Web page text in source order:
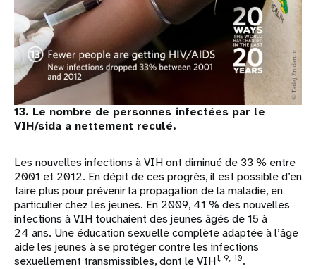
13. Le nombre de personnes infectées par le
VIH/sida a nettement reculé.
Les nouvelles infections à VIH ont diminué de 33 % entre
2001 et 2012. En dépit de ces progrès, il est possible d’en
faire plus pour prévenir la propagation de la maladie, en
particulier chez les jeunes. En 2009, 41 % des nouvelles
infections à VIH touchaient des jeunes âgés de 15 à
24 ans. Une éducation sexuelle complète adaptée à l’âge
aide les jeunes à se protéger contre les infections
sexuellement transmissibles, dont le VIH1, 9, 10.